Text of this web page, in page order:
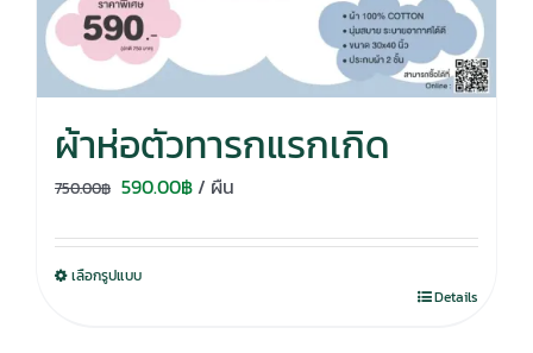
ผ้าห่อตัวทารกแรกเกิด
750.00฿ Original
was:
750.00฿.
590.00฿Current
is:
/ ผืน
เลือกรูปแบบ
Details